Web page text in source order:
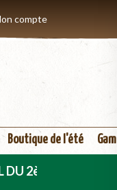
compte
Boutique de l'été
2026